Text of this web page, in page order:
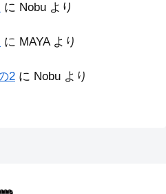
に Nobu より
に MAYAより
2 に Nobu より